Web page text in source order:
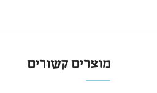
מוצרים קשורים